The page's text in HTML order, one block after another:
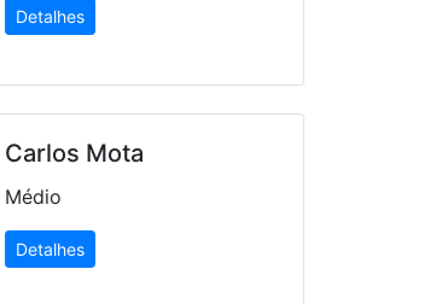
Detalhes
Carlos Mota
Médio
Detalhes